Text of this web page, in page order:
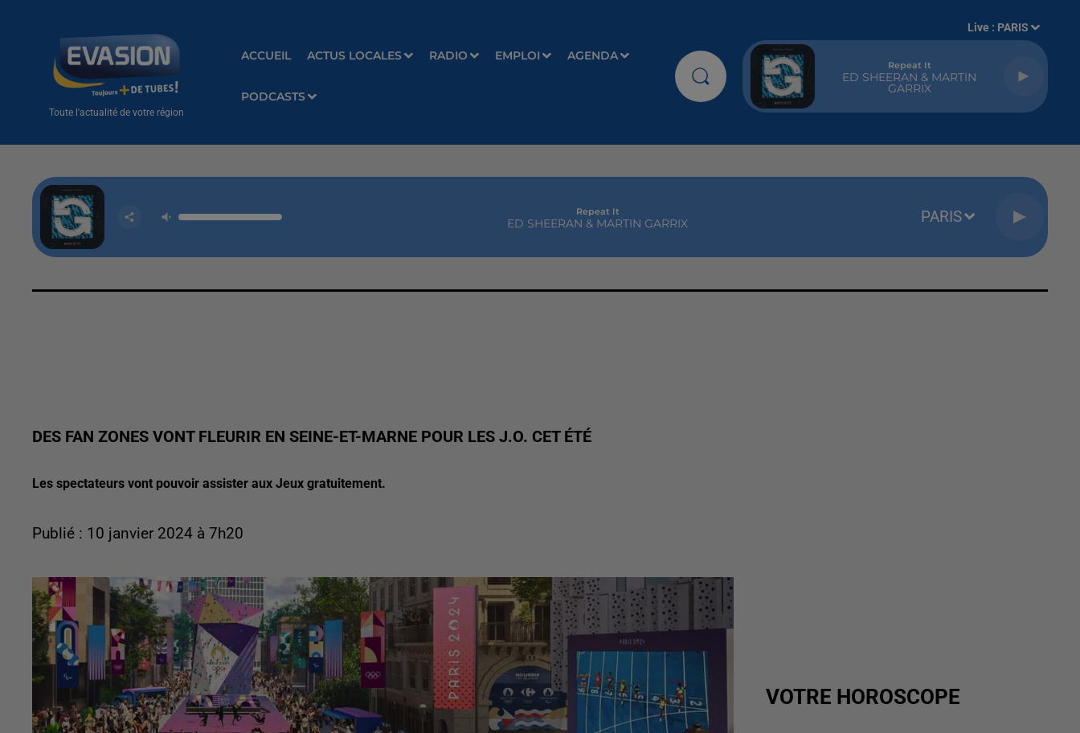
Toute l'actualité de votre région
ACCUEIL ACTUS LOCALES RADIO EMPLOI AGENDA
PODCASTS
Live : PARIS
Repeat It
ED SHEERAN & MARTIN
GARRIX
Repeat It
ED SHEERAN & MARTIN GARRIX PARIS
DES FAN ZONES VONT FLEURIR EN SEINE-ET-MARNE POUR LES J.O. CET ÉTÉ
Les spectateurs vont pouvoir assister aux Jeux gratuitement.
Publié : 10 janvier 2024 à 7h20
VOTRE HOROSCOPE